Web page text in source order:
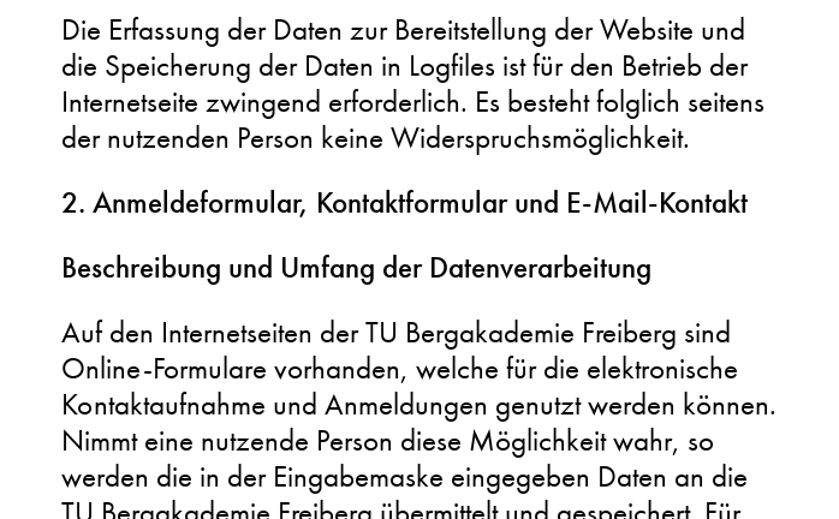
Die Erfassung der Daten zur Bereitstellung der Website und
die Speicherung der Daten in Logfiles ist für den Betrieb der
Internetseite zwingend erforderlich. Es besteht folglich seitens
der nutzenden Person keine Widerspruchsmöglichkeit.
2. Anmeldeformular, Kontaktformular und E-Mail-Kontakt
Beschreibung und Umfang der Datenverarbeitung
Auf den Internetseiten der TU Bergakademie Freiberg sind
Online-Formulare vorhanden, welche für die elektronische
Kontaktaufnahme und Anmeldungen genutzt werden können.
Nimmt eine nutzende Person diese Möglichkeit wahr, so
werden die in der Eingabemaske eingegeben Daten an die